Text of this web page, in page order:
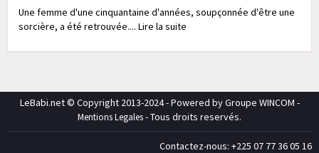
Une femme d'une cinquantaine d'années, soupçonnée d'être une
sorcière, a été retrouvée.... Lire la suite
LeBabi.net © Copyright 2013-2024 - Powered by Groupe WINCOM -
Mentions Legales- Tous droits reservés.
Contactez-nous: +225 07 77 36 05 16